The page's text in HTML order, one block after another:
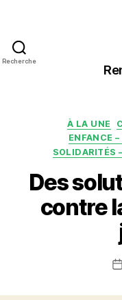
Recherche
À LA UNE
ENFANCE
SOLIDARITÉS
Des
contre